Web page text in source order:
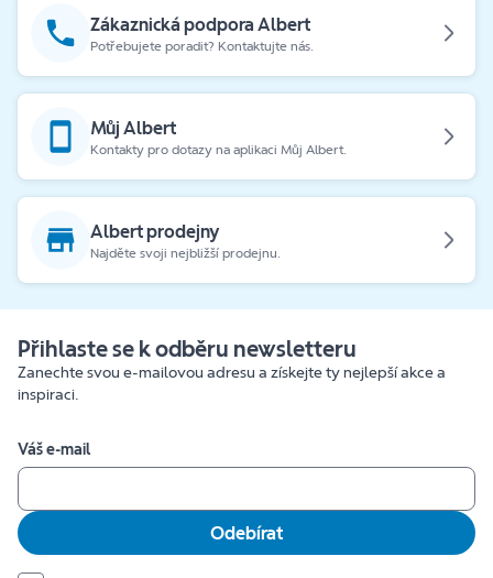
Zákaznická podpora Albert
Potřebujete poradit? Kontaktujte nás.
Můj Albert
Kontakty pro dotazy na aplikaci Můj Albert.
Albert prodejny
Najděte svoji nejbližší prodejnu.
Přihlaste se k odběru newsletteru
Zanechte svou e-mailovou adresu a získejte ty nejlepší akce a
inspiraci.
Váš e-mail
Odebírat